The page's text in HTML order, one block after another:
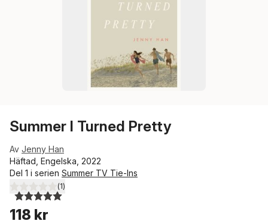
Summer I Turned Pretty
Av Jenny Han
Häftad, Engelska, 2022
Del 1 i serien Summer TV Tie-Ins
5,0utav 5 stjärnor. Totalt antal röster:
(1)
118 kr